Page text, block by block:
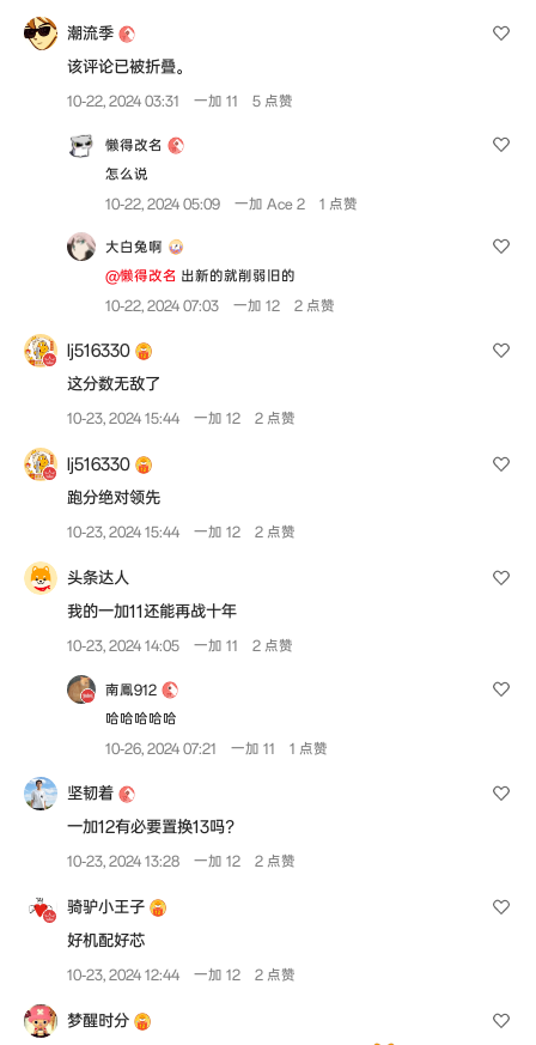
潮流季
该评论已被折叠。
10-22, 2024 03:31 一加 11 5 点赞
懒得改名
怎么说
10-22, 2024 05:09
一加 Ace 2 1 点赞
大白兔啊
@懒得改名 出新的就削弱旧的
10-22, 2024 07:03
一加 12 2 点赞
lj516330
这分数无敌了
10-23, 2024 15:44 一加 12 2 点赞
lj516330
跑分绝对领先
10-23, 2024 15:44 一加 12 2 点赞
头条达人
我的一加11还能再战十年
10-23, 2024 14:05 一加 11 2 点赞
南鳯912
哈哈哈哈哈
10-26, 2024 07:21
一加 11 1 点赞
坚韧着
一加12有必要置换13吗？
10-23, 2024 13:28 一加 12 2 点赞
骑驴小王子
好机配好芯
10-23, 2024 12:44 一加 12 2 点赞
梦醒时分